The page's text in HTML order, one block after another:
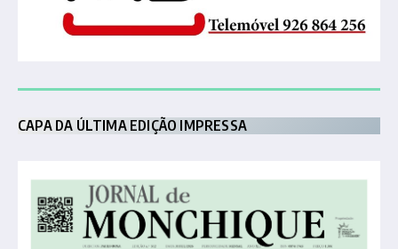
CAPA DA ÚLTIMA EDIÇÃO IMPRESSA